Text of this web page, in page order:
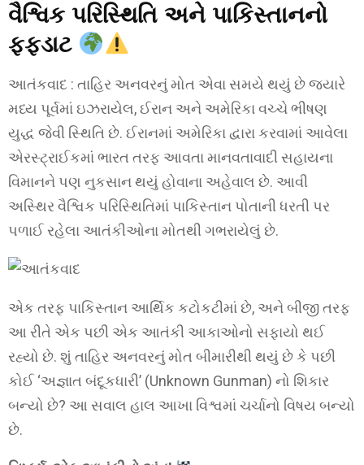
વૈશ્વિક પરિસ્થિતિ અને પાકિસ્તાનનો
ફફડાટ
આતંકવાદ : તાહિર અનવરનું મોત એવા સમયે થયું છે જ્યારે
મધ્ય પૂર્વમાં ઇઝરાયેલ, ઈરાન અને અમેરિકા વચ્ચે ભીષણ
યુદ્ધ જેવી સ્થિતિ છે. ઈરાનમાં અમેરિકા દ્વારા કરવામાં આવેલા
એરસ્ટ્રાઈકમાં ભારત તરફ આવતા માનવતાવાદી સહાયના
વિમાનને પણ નુકસાન થયું હોવાના અહેવાલ છે. આવી
અસ્થિર વૈશ્વિક પરિસ્થિતિમાં પાકિસ્તાન પોતાની ધરતી પર
પળાઈ રહેલા આતંકીઓના મોતથી ગભરાયેલું છે.
એક તરફ પાકિસ્તાન આર્થિક કટોકટીમાં છે, અને બીજી તરફ
આ રીતે એક પછી એક આતંકી આકાઓનો સફાયો થઈ
રહ્યો છે. શું તાહિર અનવરનું મોત બીમારીથી થયું છે કે પછી
કોઈ ‘અજ્ઞાત બંદૂકધારી’ (Unknown Gunman) નો શિકાર
બન્યો છે? આ સવાલ હાલ આખા વિશ્વમાં ચર્ચાનો વિષય બન્યો
છે.